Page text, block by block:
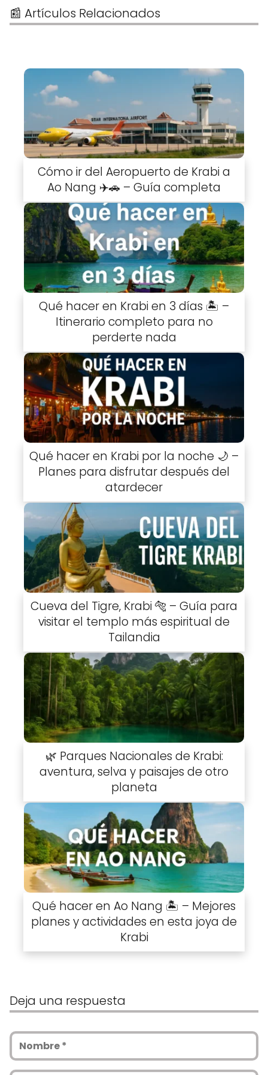
📰 Artículos Relacionados
Cómo ir del Aeropuerto de Krabi a
Ao Nang ✈️🚗 – Guía completa
Qué hacer en Krabi en 3 días 🏝️ –
Itinerario completo para no
perderte nada
Qué hacer en Krabi por la noche 🌙 –
Planes para disfrutar después del
atardecer
Cueva del Tigre, Krabi 🐅 – Guía para
visitar el templo más espiritual de
Tailandia
🌿 Parques Nacionales de Krabi:
aventura, selva y paisajes de otro
planeta
Qué hacer en Ao Nang 🏝️ – Mejores
planes y actividades en esta joya de
Krabi
Deja una respuesta